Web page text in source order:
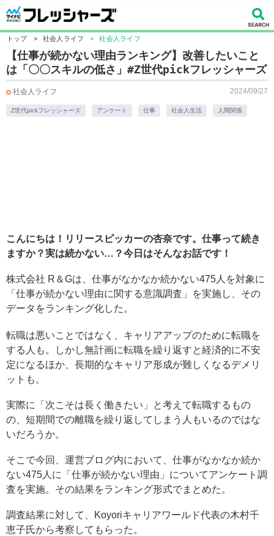
トップ > 社会人ライフ > 社会人ライフ
【仕事が続かない理由ランキング】改善したいこと
は「〇〇スキルの低さ」#Z世代pickフレッシャーズ
社会人ライフ 2024/09/27
Z世代pickフレッシャーズ アンケート 仕事 社会人生活 人間関係
こんにちは！リリースピッカーの杏奈です。仕事って続き
ますか？実は続かない…？今日はそんなお話です！
株式会社 R＆Gは、仕事がなかなか続かない475人を対象に
「仕事が続かない理由に関する意識調査」を実施し、その
データをランキング化した。
転職は悪いことではなく、キャリアアップのために転職を
する人も。しかし無計画に転職を繰り返すと経済的に不安
定になるほか、長期的なキャリア形成が難しくなるデメリ
ットも。
実際に「次こそは長く働きたい」と考えて転職するもの
の、短期間での離職を繰り返してしまう人もいるのではな
いだろうか。
そこで今回、運営ブログ内において、仕事がなかなか続か
ない475人に「仕事が続かない理由」についてアンケート調
査を実施。その結果をランキング形式でまとめた。
調査結果に対して、Koyoriキャリアワールド代表の木村千
恵子氏から考察してもらった。